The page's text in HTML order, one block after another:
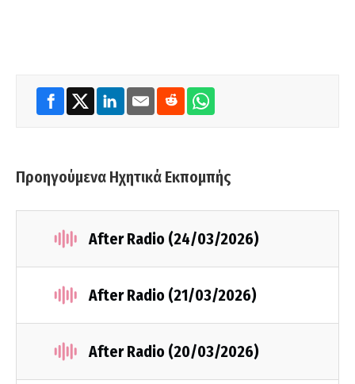
Προηγούμενα Ηχητικά Εκπομπής
After Radio (24/03/2026)
After Radio (21/03/2026)
After Radio (20/03/2026)